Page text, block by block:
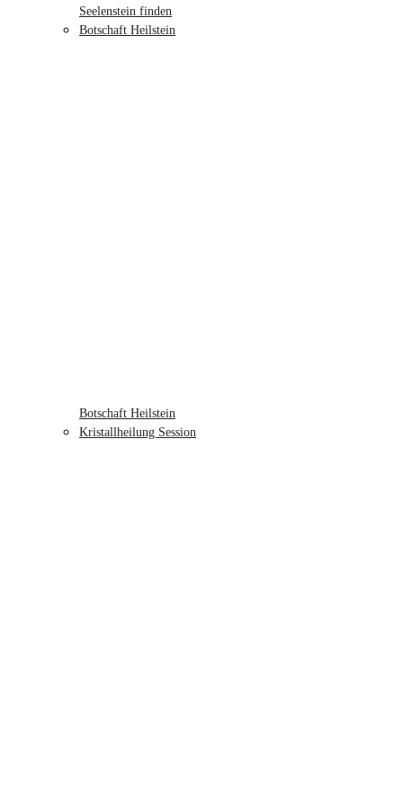
Seelenstein finden
Botschaft Heilstein
Botschaft Heilstein
Kristallheilung Session